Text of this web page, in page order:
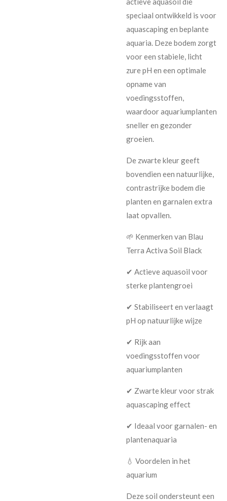
speciaal ontwikkeld is voor
aquascaping en beplante
aquaria. Deze bodem zorgt
voor een stabiele, licht
zure pH en een optimale
opname van
voedingsstoffen,
waardoor aquariumplanten
sneller en gezonder
groeien.
De zwarte kleur geeft
bovendien een natuurlijke,
contrastrijke bodem die
planten en garnalen extra
laat opvallen.
🌱 Kenmerken van Blau
Terra Activa Soil Black
✔ Actieve aquasoil voor
sterke plantengroei
✔ Stabiliseert en verlaagt
pH op natuurlijke wijze
✔ Rijk aan
voedingsstoffen voor
aquariumplanten
✔ Zwarte kleur voor strak
aquascaping effect
✔ Ideaal voor garnalen- en
plantenaquaria
💧 Voordelen in het
aquarium
Deze soil ondersteunt een